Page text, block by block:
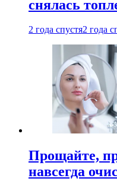
снялась
2 года спустя2 года
Прощайте,
навсегда